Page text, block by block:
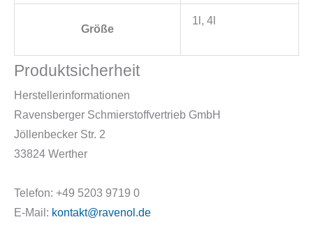
Größe
1l, 4l
Produktsicherheit
Herstellerinformationen
Ravensberger Schmierstoffvertrieb GmbH
Jöllenbecker Str. 2
33824 Werther
Telefon: +49 5203 9719 0
E-Mail: kontakt@ravenol.de